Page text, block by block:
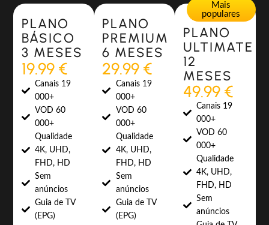
Most Popular
PLANO
BÁSICO
3 MESES
19.99 €
Canais 19
000+
VOD 60
000+
Qualidade
4K, UHD,
FHD, HD
Sem
anúncios
Guia de TV
(EPG)
Most Popular
PLANO
PREMIUM
6 MESES
29.99 €
Canais 19
000+
VOD 60
000+
Qualidade
4K, UHD,
FHD, HD
Sem
anúncios
Guia de TV
(EPG)
Mais
populares
PLANO
ULTIMATE
12
MESES
49.99 €
Canais 19
000+
VOD 60
000+
Qualidade
4K, UHD,
FHD, HD
Sem
anúncios